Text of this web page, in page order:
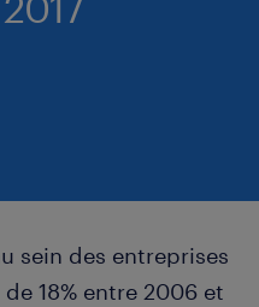
sein des entreprises
18% entre 2006 et